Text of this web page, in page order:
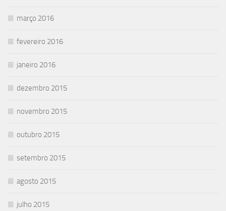
março 2016
fevereiro 2016
janeiro 2016
dezembro 2015
novembro 2015
outubro 2015
setembro 2015
agosto 2015
julho 2015